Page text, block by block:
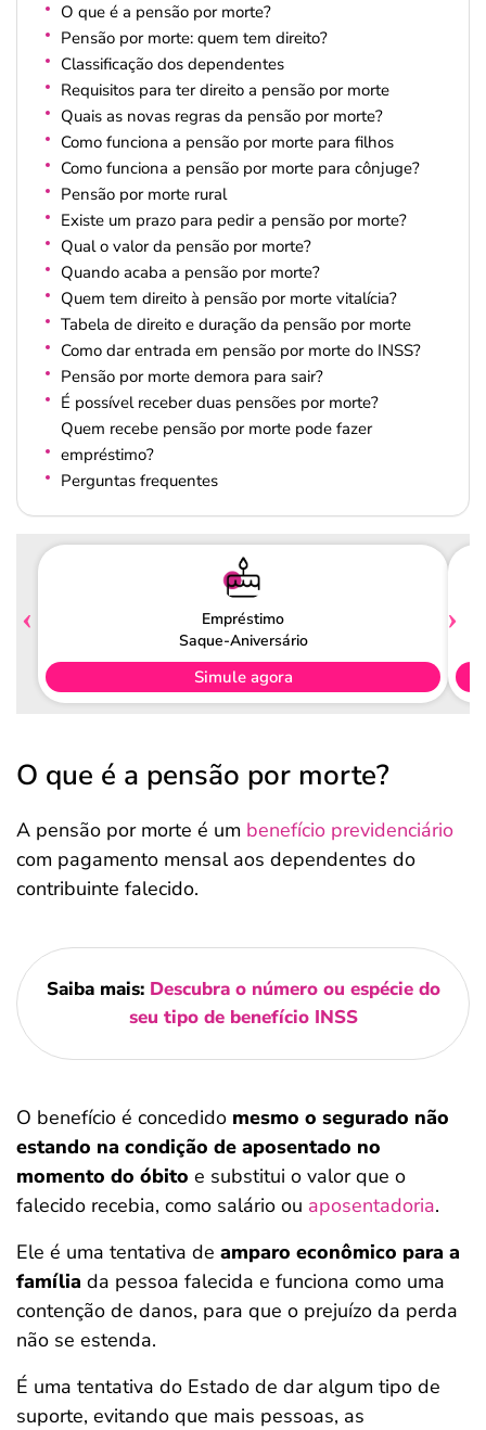
O que é a pensão por morte?
Pensão por morte: quem tem direito?
Classificação dos dependentes
Requisitos para ter direito a pensão por morte
Quais as novas regras da pensão por morte?
Como funciona a pensão por morte para filhos
Como funciona a pensão por morte para cônjuge?
Pensão por morte rural
Existe um prazo para pedir a pensão por morte?
Qual o valor da pensão por morte?
Quando acaba a pensão por morte?
Quem tem direito à pensão por morte vitalícia?
Tabela de direito e duração da pensão por morte
Como dar entrada em pensão por morte do INSS?
Pensão por morte demora para sair?
É possível receber duas pensões por morte?
Quem recebe pensão por morte pode fazer
empréstimo?
Perguntas frequentes
Empréstimo
Saque-Aniversário
Simule agora
O que é a pensão por morte?
A pensão por morte é um benefício previdenciário
com pagamento mensal aos dependentes do
contribuinte falecido.
Saiba mais: Descubra o número ou espécie do
seu tipo de benefício INSS
O benefício é concedido mesmo o segurado não
estando na condição de aposentado no
momento do óbito e substitui o valor que o
falecido recebia, como salário ou aposentadoria.
Ele é uma tentativa de amparo econômico para a
família da pessoa falecida e funciona como uma
contenção de danos, para que o prejuízo da perda
não se estenda.
É uma tentativa do Estado de dar algum tipo de
suporte, evitando que mais pessoas, as